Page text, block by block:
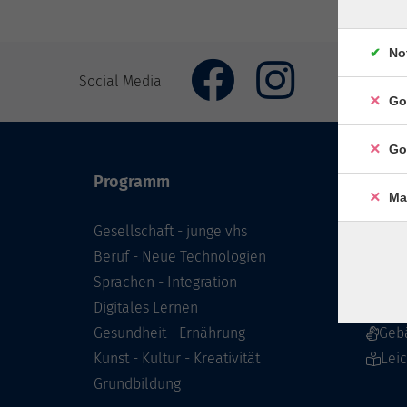
Social Media
Programm
Gesellschaft - junge vhs
Beruf - Neue Technologien
Sprachen - Integration
Digitales Lernen
Gesundheit - Ernährung
Kunst - Kultur - Kreativität
Grundbildung